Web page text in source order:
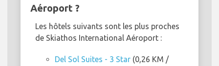
Aéroport ?
Les hôtels suivants sont les plus proches
de Skiathos International Aéroport :
Del Sol Suites - 3 Star (0,26 KM /